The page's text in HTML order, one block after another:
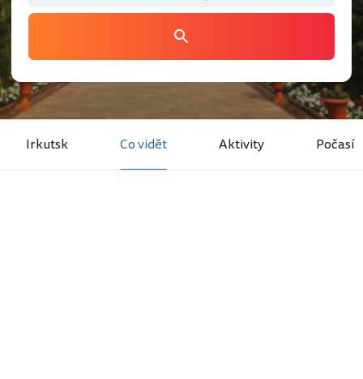
Irkutsk Co vidět Aktivity Počasí